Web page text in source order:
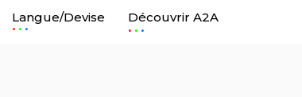
Langue/Devise
. Découvrir A2A
.